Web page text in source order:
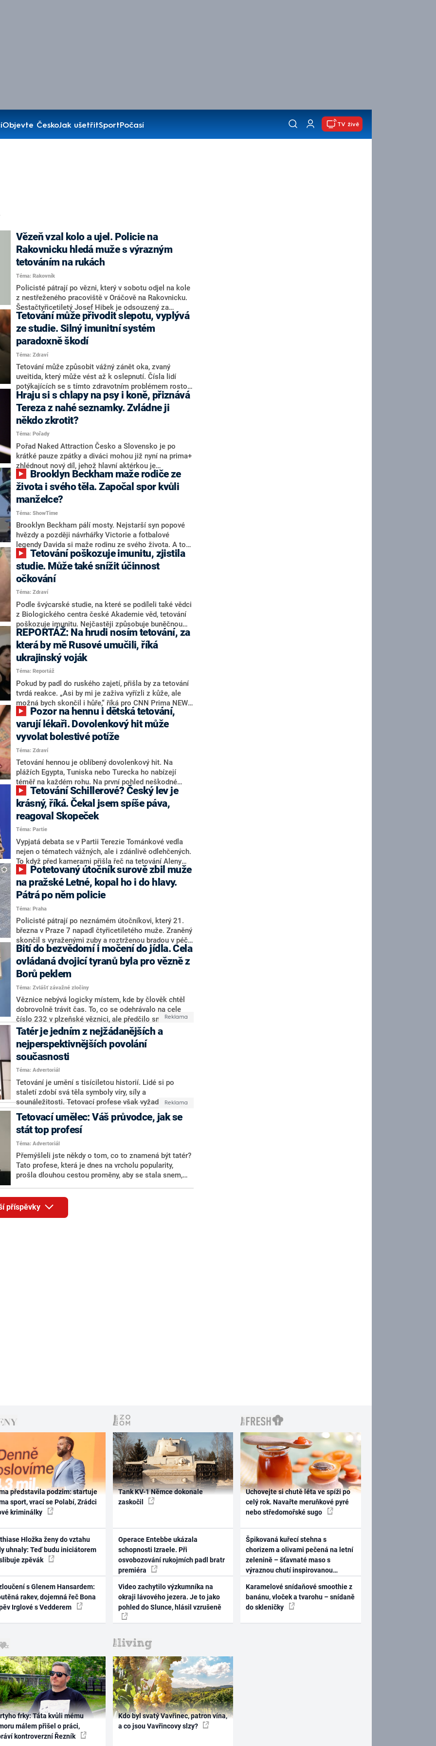
Objevte ČeskoJak ušetřitSportPočasí TV živě
Vězeň vzal kolo a ujel. Policie na
Rakovnicku hledá muže s výrazným
tetováním na rukách
Téma: Rakovník
Policisté pátrají po vězni, který v sobotu odjel na kole
z nestřeženého pracoviště v Oráčově na Rakovnicku.
Šestačtyřicetiletý Josef Hibek je odsouzený za
majetkovou trestnou činnost, naposledy ho viděl
spoluvězeň před 15:00, uvedla na webu středočeské
policie mluvčí Michaela Richterová.
Tetování může přivodit slepotu, vyplývá
ze studie. Silný imunitní systém
paradoxně škodí
Téma: Zdraví
Tetování může způsobit vážný zánět oka, zvaný
uveitida, který může vést až k oslepnutí. Čísla lidí
potýkajících se s tímto zdravotním problémem rostou.
Nejnebezpečnější má být černý inkoust, který je při
tetování používán nejčastěji. Náchylnější mohou být
paradoxně lidé s aktivnějším imunitním systémem,
napsal deník Bild.
Hraju si s chlapy na psy i koně, přiznává
Tereza z nahé seznamky. Zvládne ji
někdo zkrotit?
Téma: Pořady
Pořad Naked Attraction Česko a Slovensko je po
krátké pauze zpátky a diváci mohou již nyní na prima+
zhlédnout nový díl, jehož hlavní aktérkou je
třiatřicetiletá domina Tereza. Ta by ráda našla někoho,
kdo nebude mít problém s ní zkoušet nové věci a s
kým se „v posteli nebude nudit“. V epizodě nebude
nouze o květiny, tetování ani silikonové implantáty na
mužském přirození. Najde se ten pravý, který dokáže
Terezu zkrotit?
života i svého těla. Započal spor kvůli
manželce?
Téma: ShowTime
Brooklyn Beckham pálí mosty. Nejstarší syn popové
hvězdy a později návrhářky Victorie a fotbalové
legendy Davida si maže rodinu ze svého života. A to
doslova. Tetování, která odkazovala na jeho dříve
milované rodiče, mizí z jeho těla.
studie. Může také snížit účinnost
očkování
Téma: Zdraví
Podle švýcarské studie, na které se podíleli také vědci
z Biologického centra české Akademie věd, tetování
poškozuje imunitu. Nejčastěji způsobuje buněčnou
smrt černý a červený inkoust. Běžně používané
tetovací pigmenty vyvolávají také záněty a mohou
snižovat účinnost některých očkovacích vakcín.
REPORTÁŽ: Na hrudi nosím tetování, za
která by mě Rusové umučili, říká
ukrajinský voják
Téma: Reportáž
Pokud by padl do ruského zajetí, přišla by za tetování
tvrdá reakce. „Asi by mi je zaživa vyřízli z kůže, ale
možná bych skončil i hůře,“ říká pro CNN Prima NEWS
38letý Andrij Romanov, voják teritoriální obrany a
zároveň člen vedení radnice v ukrajinské Rešetylivce v
Poltavské oblasti. Na prsou nosí verš z populární
písně, který se během okupace proměnil ve
vlastenecký pozdrav. A druhé tetování souvisí s
ukrajinským černým humorem. Jde o trojlístek v
kruhu, což je logo pro národní značku jakosti,
certifikát schválený kyjevskou vládou již v roce 2001.
Rusům takto Ukrajinci výsměšně vzkazují, že jsou
prostě lepší...
varují lékaři. Dovolenkový hit může
vyvolat bolestivé potíže
Téma: Zdraví
Tetování hennou je oblíbený dovolenkový hit. Na
plážích Egypta, Tuniska nebo Turecka ho nabízejí
téměř na každém rohu. Na první pohled neškodné
zpestření vzhledu se však může velmi rychle proměnit
v bolestivý problém. Vzpomínka na dovolenou může
způsobit silné alergické reakce s trvalými následky, a
to zejména u dětí, zjistila redakce CNN Prima NEWS.
krásný, říká. Čekal jsem spíše páva,
reagoval Skopeček
Téma: Partie
Vypjatá debata se v Partii Terezie Tománkové vedla
nejen o tématech vážných, ale i zdánlivě odlehčených.
To když před kamerami přišla řeč na tetování Aleny
Schillerové (ANO). Jen co dovyprávěla, jak se jí při
návštěvě brněnského Majálesu ocitl na těle obrázek
českého lva, její oponent Jan Skopeček (ODS) si
neodpustil rýpnutí: „Tetování je samozřejmě věcí
každého, u paní Schillerové bych jen asi očekával
spíše páva.“ Místopředseda Poslanecké sněmovny tím
škodolibě narážel na fotografii, kterou si Schillerová s
tímto ptákem nechala udělat ještě v roli ministryně
financí.
na pražské Letné, kopal ho i do hlavy.
Pátrá po něm policie
Téma: Praha
Policisté pátrají po neznámém útočníkovi, který 21.
března v Praze 7 napadl čtyřicetiletého muže. Zraněný
skončil s vyraženými zuby a roztrženou bradou v péči
lékaře. Za ublížení na zdraví hrozí pachateli až tříletý
trest vězení. V úterý o tom informoval v tiskové zprávě
policejní mluvčí Richard Hrdina.
Bití do bezvědomí i močení do jídla. Cela
ovládaná dvojicí tyranů byla pro vězně z
Borů peklem
Téma: Zvlášť závažné zločiny
Věznice nebývá logicky místem, kde by člověk chtěl
dobrovolně trávit čas. To, co se odehrávalo na cele
číslo 232 v plzeňské věznici, ale předčilo snad
všechny noční můry lidí, které čekal pobyt za tamními
mřížemi. Vězni popisovali brutální mučení: byli biti do
bezvědomí, museli snášet, že jim tetují vulgární výrazy
po těle. Někteří našli jedinou možnost úniku z
obávané cely v podřezání si žil. Příběh redakce CNN
Prima NEWS přináší v seriálu Zvlášť závažné zločiny,
který pojednává o největších kriminálních případech
posledních desetiletí.
Tatér je jedním z nejžádanějších a
nejperspektivnějších povolání
současnosti
Téma: Advertoriál
Tetování je umění s tisíciletou historií. Lidé si po
staletí zdobí svá těla symboly víry, síly a
sounáležitosti. Tetovací profese však vyžaduje nejen
tvůrčí schopnosti, ale také disciplínu, zodpovědnost a
hluboké porozumění procesu. V tomto článku vám
VEAN TATTOO otevře svět tetovacího umění a
prozradí vám, proč je dnes profese tatéra jedním z
nejžádanějších a nejperspektivnějších povolání.
Tetovací umělec: Váš průvodce, jak se
stát top profesí
Téma: Advertoriál
Přemýšleli jste někdy o tom, co to znamená být tatér?
Tato profese, která je dnes na vrcholu popularity,
prošla dlouhou cestou proměny, aby se stala snem,
současné úrovně uznání. V tomto článku se VEAN
TATTOO podělí o klíčové aspekty práce tatéra a o to,
příspěvky
představila podzim: startuje
sport, vrací se Polabí, Zrádci
kriminálky
Hložka ženy do vztahu
uhnaly: Teď budu iniciátorem
zpěvák
s Glenem Hansardem:
rakev, dojemná řeč Bona
Irglové s Vedderem
Tank KV-1 Němce dokonale
zaskočil
Operace Entebbe ukázala
schopnosti Izraele. Při
osvobozování rukojmích padl bratr
premiéra
Video zachytilo výzkumníka na
okraji lávového jezera. Je to jako
pohled do Slunce, hlásil vzrušeně
Uchovejte si chutě léta ve spíži po
celý rok. Navařte meruňkové pyré
nebo středomořské sugo
Špikovaná kuřecí stehna s
chorizem a olivami pečená na letní
zelenině – šťavnaté maso s
výraznou chutí inspirovanou
Karamelové snídaňové smoothie z
banánu, vloček a tvarohu – snídaně
do skleničky
frky: Táta kvůli mému
málem přišel o práci,
kontroverzní Řezník
Kdo byl svatý Vavřinec, patron vína,
a co jsou Vavřincovy slzy?